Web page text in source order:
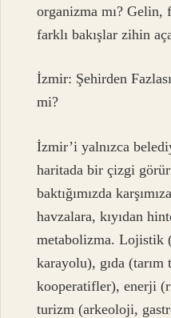
organizma mı?
farklı bakışlar zihin
İzmir: Şehirden
mi?
İzmir’i yalnızca
haritada bir çizgi
baktığımızda
havzalara, kıyıdan
metabolizma. Lojistik
karayolu), gıda
kooperatifler), enerji
turizm (arkeoloji,